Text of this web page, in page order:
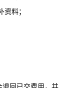
资料；